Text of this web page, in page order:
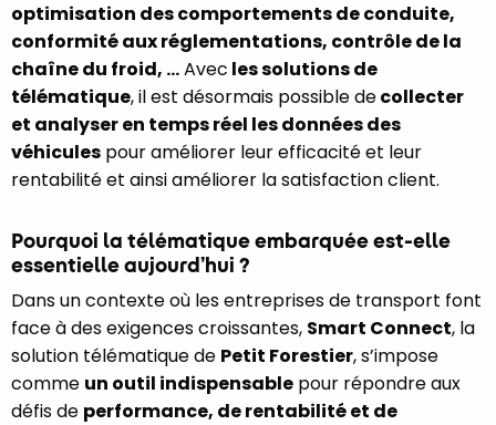
optimisation des comportements de conduite,
conformité aux réglementations, contrôle de la
chaîne du froid, …Avec les solutions de
télématique, il est désormais possible decollecter
et analyser en temps réel les données des
véhicules pour améliorer leur efficacité et leur
rentabilité et ainsi améliorer la satisfaction client.
Pourquoi la télématique embarquée est-elle
essentielle aujourd’hui ?
Dans un contexte où les entreprises de transport font
face à des exigences croissantes, Smart Connect, la
solution télématique de Petit Forestier, s’impose
comme un outil indispensable pour répondre aux
défis de performance, de rentabilité et de